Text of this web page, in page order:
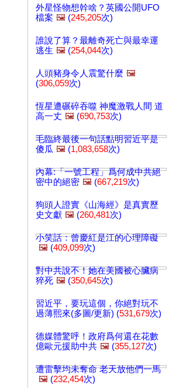
外星怪物想幹啥？英國公開UFO
檔案 🖼️ (245,205次)
誰說了算？最離奇死亡與最幸運
逃生 🖼️ (254,044次)
人頭豬身令人震驚什麼 🖼️
(306,059次)
恆星遭碾碎吞噬 神魔激戰人間 道
高一丈 🖼️ (690,753次)
毛臨終最後一句話點明習近平是
傻瓜 🖼️ (1,083,658次)
內幕:「一號工程」爲何成中共絕
密中的絕密 🖼️ (667,219次)
狗頭人證實《山海經》是真實歷
史文獻 🖼️ (260,481次)
小笑話：曾慶紅是江的心理障礙
🖼️ (409,099次)
對中共說不！她在美國被心臟病
猝死 🖼️ (350,645次)
習近平，要玩這個，你絕對玩不
過薄熙來(多圖/更新) (531,679次)
德媒體驚呼！政府爲何還在花數
億歐元援助中共 🖼️ (355,127次)
遭雷擊均未奪命 老天放他們一馬
🖼️ (232,454次)